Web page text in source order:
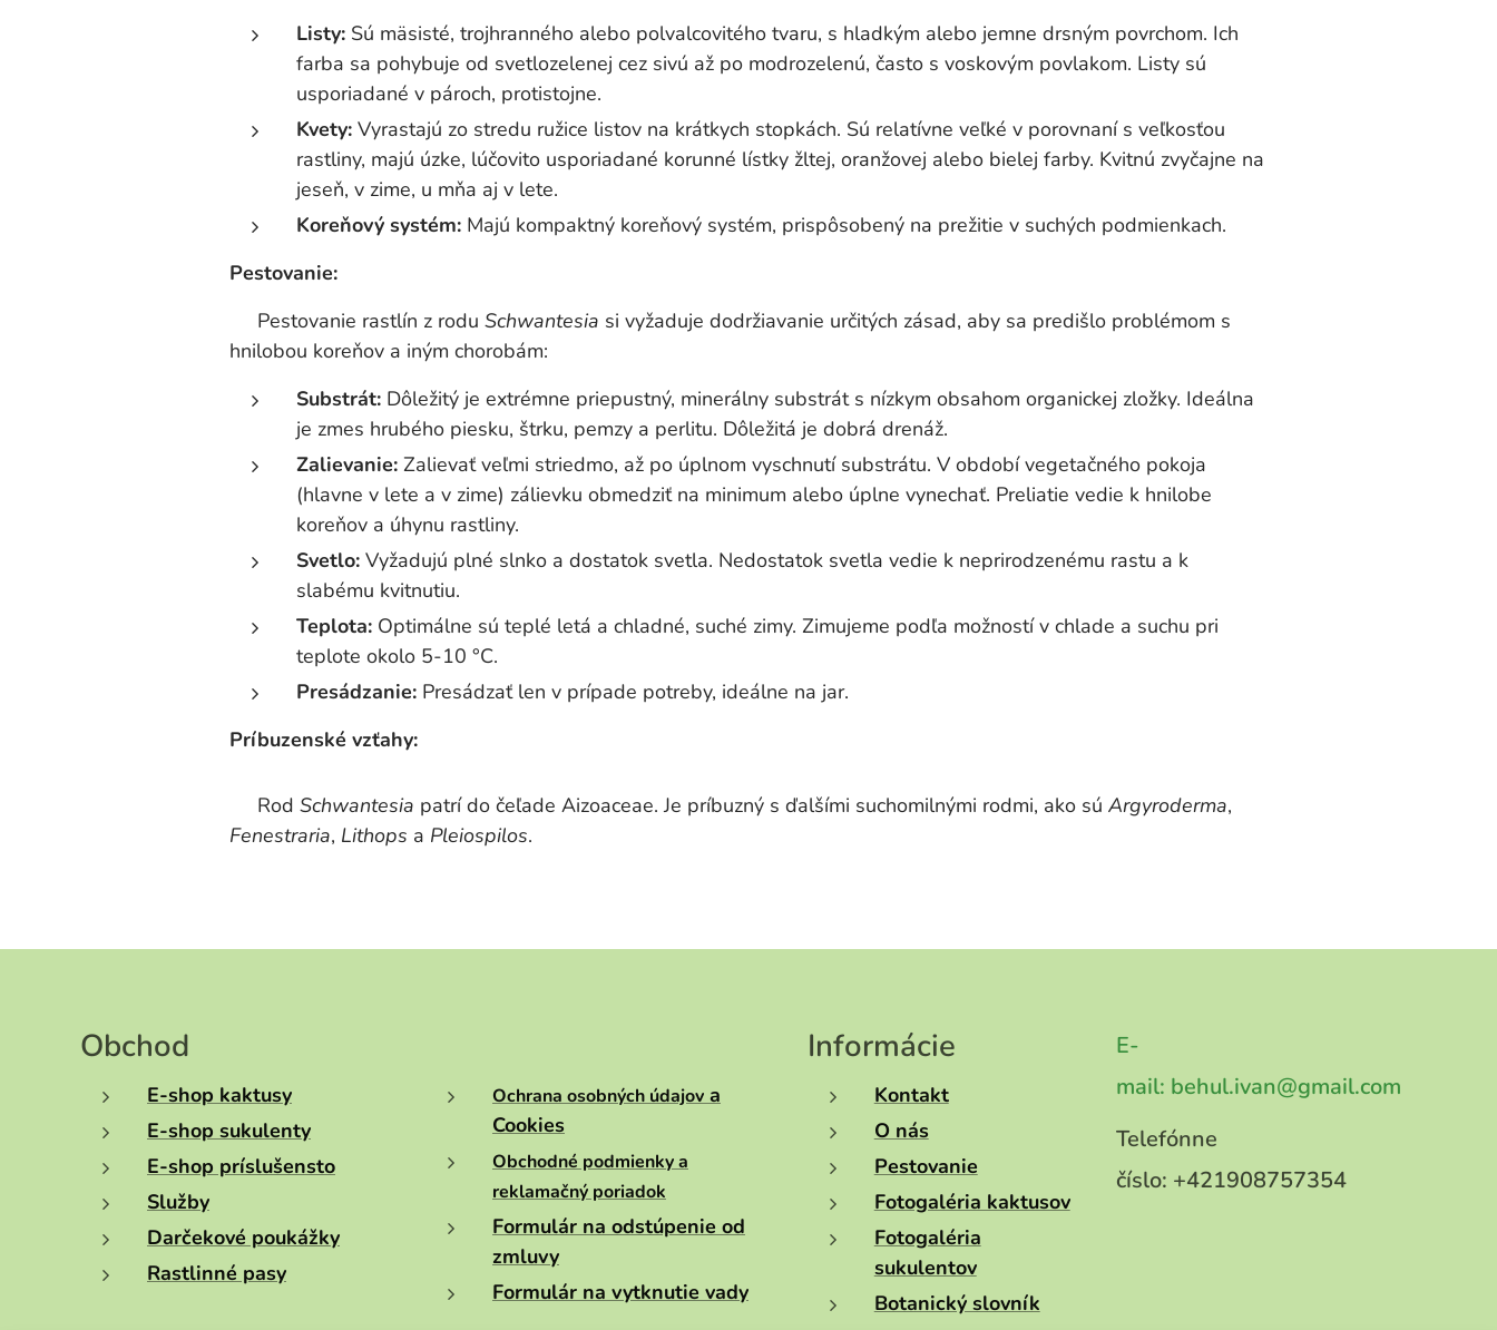
Listy:Sú mäsisté, trojhranného alebo polvalcovitého tvaru, s hladkým alebo jemne drsným povrchom. Ich
farba sa pohybuje od svetlozelenej cez sivú až po modrozelenú, často s voskovým povlakom. Listy sú
usporiadané v pároch, protistojne.
Kvety:Vyrastajú zo stredu ružice listov na krátkych stopkách. Sú relatívne veľké v porovnaní s veľkosťou
rastliny, majú úzke, lúčovito usporiadané korunné lístky žltej, oranžovej alebo bielej farby. Kvitnú zvyčajne na
jeseň, v zime, u mňa aj v lete.
Koreňový systém:Majú kompaktný koreňový systém, prispôsobený na prežitie v suchých podmienkach.
Pestovanie:
Pestovanie rastlín z rodu Schwantesia si vyžaduje dodržiavanie určitých zásad, aby sa predišlo problémom s
hnilobou koreňov a iným chorobám:
Substrát:Dôležitý je extrémne priepustný, minerálny substrát s nízkym obsahom organickej zložky. Ideálna
je zmes hrubého piesku, štrku, pemzy a perlitu. Dôležitá je dobrá drenáž.
Zalievanie:Zalievať veľmi striedmo, až po úplnom vyschnutí substrátu. V období vegetačného pokoja
(hlavne v lete a v zime) zálievku obmedziť na minimum alebo úplne vynechať. Preliatie vedie k hnilobe
koreňov a úhynu rastliny.
Svetlo:Vyžadujú plné slnko a dostatok svetla. Nedostatok svetla vedie k neprirodzenému rastu a k
slabému kvitnutiu.
Teplota:Optimálne sú teplé letá a chladné, suché zimy. Zimujeme podľa možností v chlade a suchu pri
teplote okolo 5-10 °C.
Presádzanie:Presádzať len v prípade potreby, ideálne na jar.
Príbuzenské vzťahy:
Rod Schwantesia patrí do čeľade Aizoaceae. Je príbuzný s ďalšími suchomilnými rodmi, ako sú Argyroderma,
Fenestraria, Lithops a Pleiospilos.
Obchod
E-shop kaktusy
E-shop sukulenty
E-shop príslušensto
Služby
Darčekové poukážky
Rastlinné pasy
Ochrana osobných údajov a
Cookies
Obchodné podmienky a
reklamačný poriadok
Formulár na odstúpenie od
zmluvy
Formulár na vytknutie vady
Informácie
Kontakt
O nás
Pestovanie
Fotogaléria kaktusov
Fotogaléria
sukulentov
Botanický slovník
E-
mail: behul.ivan@gmail.com
Telefónne
číslo: +421908757354